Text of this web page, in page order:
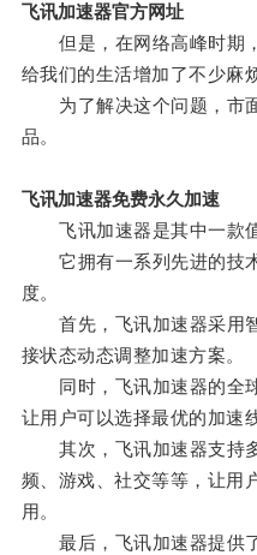
飞讯加速器官方网址
但是，在网络高峰时期
给我们的生活增加了不少麻
为了解决这个问题，市
品。
飞讯加速器免费永久加速
飞讯加速器是其中一款值
它拥有一系列先进的技术
度。
首先，飞讯加速器采用
接状态动态调整加速方案。
同时，飞讯加速器的全球
让用户可以选择最优的加速
其次，飞讯加速器支持
频、游戏、社交等等，让用
用。
最后，飞讯加速器提供